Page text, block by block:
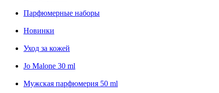
Парфюмерные наборы
Новинки
Уход за кожей
Jo Malone 30 ml
Мужская парфюмерия 50 ml